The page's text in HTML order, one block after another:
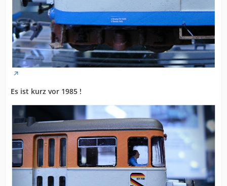
Es ist kurz vor 1985 !